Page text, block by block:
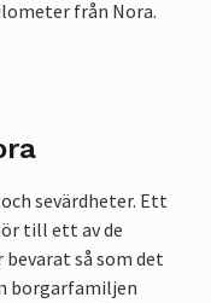
från Nora.
sevärdheter. Ett
till ett av de
bevarat så som det
borgarfamiljen